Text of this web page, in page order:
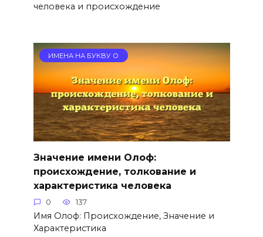
человека и происхождение
ИМЕНА НА БУКВУ О
Значение имени Олоф:
происхождение, толкование и
характеристика человека
0 137
Имя Олоф: Происхождение, Значение и
Характеристика